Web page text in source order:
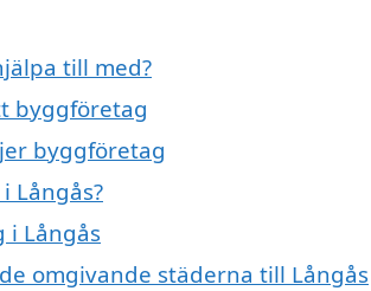
till med?
byggföretag
byggföretag
Långås?
i Långås
omgivande städerna till Långås